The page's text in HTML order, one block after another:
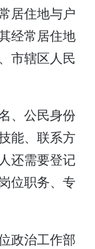
居住地与户
经常居住地
市辖区人民
、公民身份
能、联系方
还需要登记
位职务、专
政治工作部